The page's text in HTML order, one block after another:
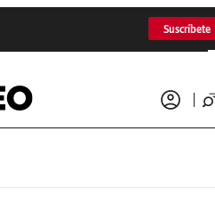
Suscríbete